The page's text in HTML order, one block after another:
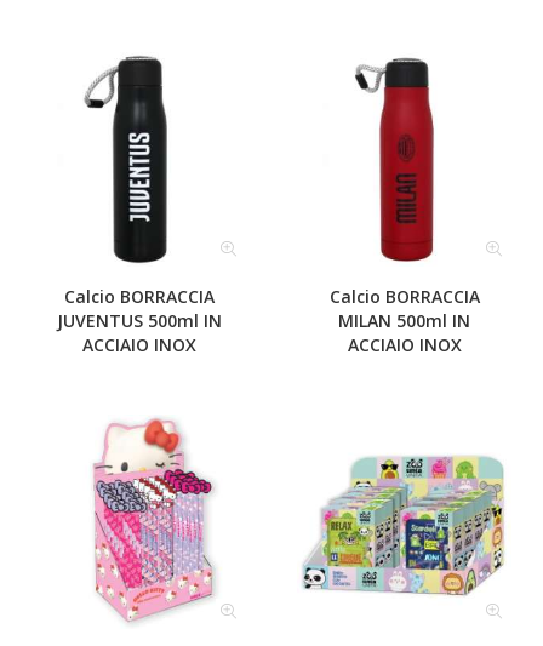
Calcio BORRACCIA
JUVENTUS 500ml IN
ACCIAIO INOX
Calcio BORRACCIA
MILAN 500ml IN
ACCIAIO INOX